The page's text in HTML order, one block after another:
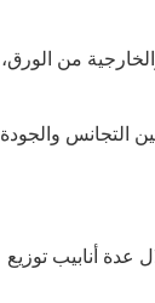
من الورق،
التجانس والجودة
عدة أنابيب توزيع